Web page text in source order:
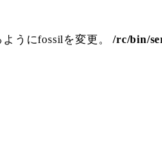
ようにfossilを変更。/rc/bin/